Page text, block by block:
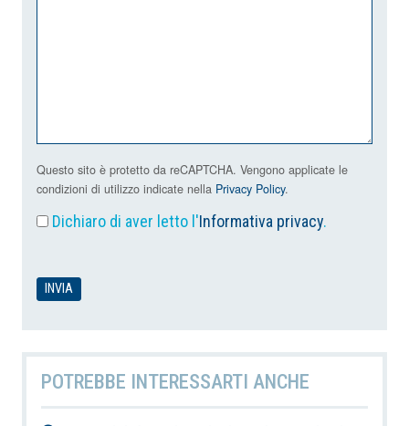
Questo sito è protetto da reCAPTCHA. Vengono applicate le
condizioni di utilizzo indicate nella Privacy Policy.
Dichiaro di aver letto l'Informativa privacy.
POTREBBE INTERESSARTI ANCHE